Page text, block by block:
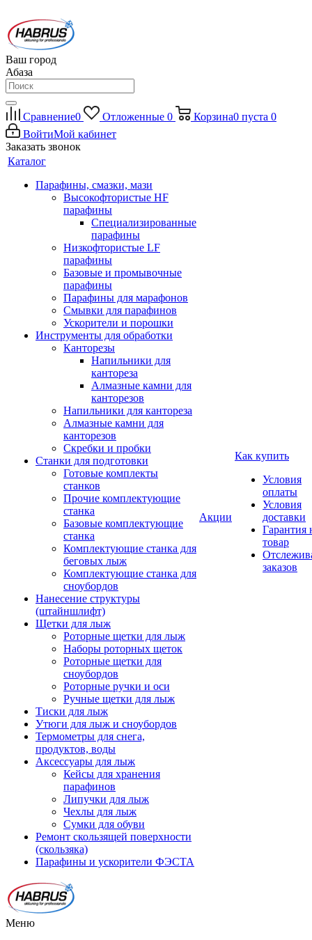
Ваш город
Абаза
Сравнение0 Отложенные 0 Корзина0 пуста 0
ВойтиМой кабинет
Заказать звонок
Каталог
Парафины, смазки, мази
Высокофтористые HF
парафины
Специализированные
парафины
Низкофтористые LF
парафины
Базовые и промывочные
парафины
Парафины для марафонов
Смывки для парафинов
Ускорители и порошки
Инструменты для обработки
Канторезы
Напильники для
кантореза
Алмазные камни для
канторезов
Напильники для кантореза
Алмазные камни для
канторезов
Скребки и пробки
Станки для подготовки
Готовые комплекты
станков
Прочие комплектующие
станка
Базовые комплектующие
станка
Комплектующие станка для
беговых лыж
Комплектующие станка для
сноубордов
Нанесение структуры
(штайншлифт)
Щетки для лыж
Роторные щетки для лыж
Наборы роторных щеток
Роторные щетки для
сноубордов
Роторные ручки и оси
Ручные щетки для лыж
Тиски для лыж
Утюги для лыж и сноубордов
Термометры для снега,
продуктов, воды
Аксессуары для лыж
Кейсы для хранения
парафинов
Липучки для лыж
Чехлы для лыж
Сумки для обуви
Ремонт скользящей поверхности
(скользяка)
Парафины и ускорители ФЭСТА
Акции
Как купить
Условия
оплаты
Условия
доставки
Гарантия
товар
заказов
Меню